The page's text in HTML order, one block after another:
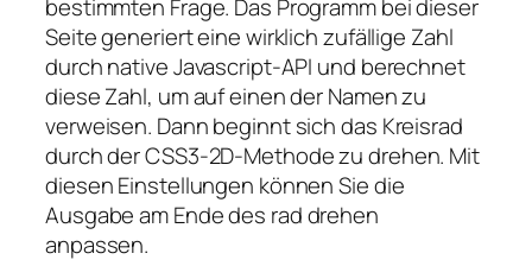
bestimmten Frage. Das Programm bei dieser
Seite generiert eine wirklich zufällige Zahl
durch native Javascript-API und berechnet
diese Zahl, um auf einen der Namen zu
verweisen. Dann beginnt sich das Kreisrad
durch der CSS3-2D-Methode zu drehen. Mit
diesen Einstellungen können Sie die
Ausgabe am Ende des rad drehen
anpassen.